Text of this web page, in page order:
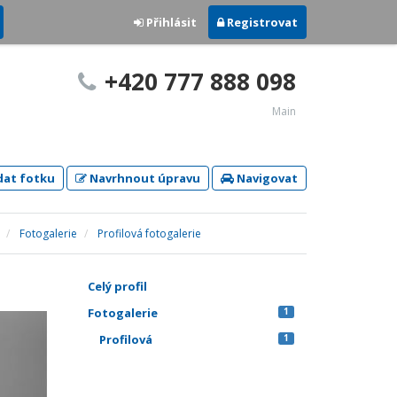
Přihlásit Registrovat
+420 777 888 098
Main
fotku Navrhnout úpravu Navigovat
Fotogalerie Profilová fotogalerie
Celý profil
Fotogalerie
1
Profilová 1